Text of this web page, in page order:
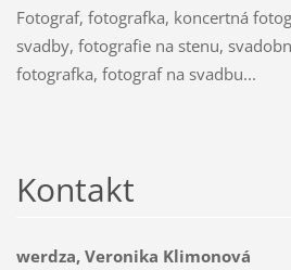
Fotograf, fotografka, koncertná
svadby, fotografie na stenu,
fotografka, fotograf na svadbu...
Kontakt
werdza, Veronika Klimonová